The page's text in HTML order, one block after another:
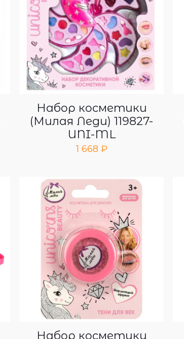
Набор косметики
(Милая Леди) 119827-
UNI-ML
1 668 ₽
Набор косметики